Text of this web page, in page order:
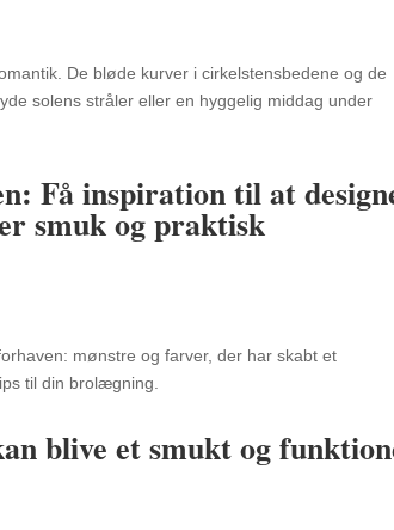
De bløde kurver i cirkelstensbedene og de
solens stråler eller en hyggelig middag under
Få inspiration til at
smuk og praktisk
mønstre og farver, der har skabt et
til din brolægning.
blive et smukt og